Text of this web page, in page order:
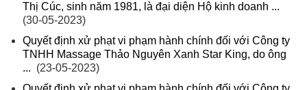
Thị Cúc, sinh năm 1981, là đại diện Hộ kinh doanh ...
(30-05-2023)
Quyết định xử phạt vi phạm hành chính đối với Công ty
TNHH Massage Thảo Nguyên Xanh Star King, do ông
... (23-05-2023)